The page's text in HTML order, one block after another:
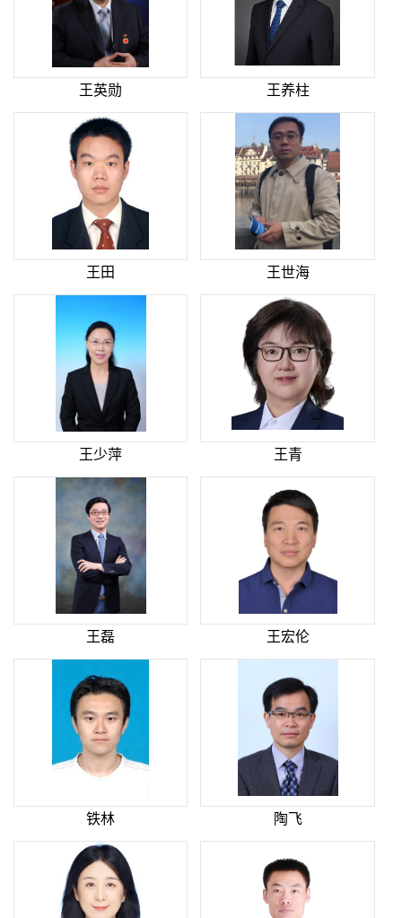
王英勋 王养柱
王田 王世海
王少萍 王青
王磊 王宏伦
铁林 陶飞